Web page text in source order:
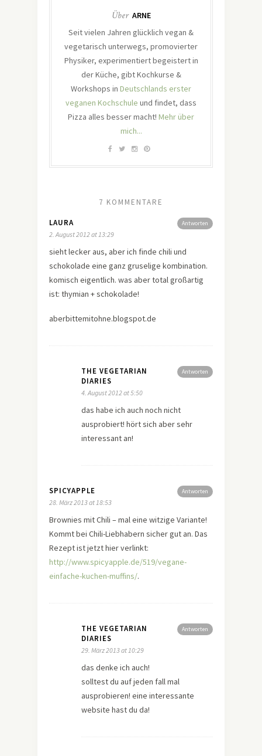
Über ARNE
Seit vielen Jahren glücklich vegan &
vegetarisch unterwegs, promovierter
Physiker, experimentiert begeistert in
der Küche, gibt Kochkurse &
Workshops in Deutschlands erster
veganen Kochschule und findet, dass
Pizza alles besser macht! Mehr über
mich...
7 KOMMENTARE
Antworten
LAURA
2. August 2012 at 13:29
sieht lecker aus, aber ich finde chili und
schokolade eine ganz gruselige kombination.
komisch eigentlich. was aber total großartig
ist: thymian + schokolade!
aberbittemitohne.blogspot.de
Antworten
THE VEGETARIAN
DIARIES
4. August 2012 at 5:50
das habe ich auch noch nicht
ausprobiert! hört sich aber sehr
interessant an!
Antworten
SPICYAPPLE
28. März 2013 at 18:53
Brownies mit Chili – mal eine witzige Variante!
Kommt bei Chili-Liebhabern sicher gut an. Das
Rezept ist jetzt hier verlinkt:
http://www.spicyapple.de/519/vegane-
einfache-kuchen-muffins/.
Antworten
THE VEGETARIAN
DIARIES
29. März 2013 at 10:29
das denke ich auch!
solltest du auf jeden fall mal
ausprobieren! eine interessante
website hast du da!